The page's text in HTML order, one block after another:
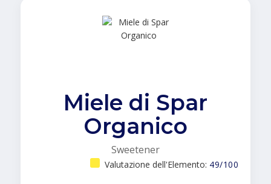
Miele di Spar
Organico
Sweetener
Valutazione dell'Elemento: 49/100